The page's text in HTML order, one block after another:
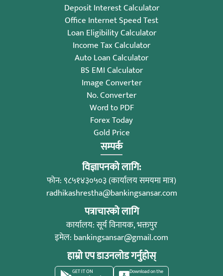
Deposit Interest Calculator
Office Internet Speed Test
Loan Eligibility Calculator
Income Tax Calculator
Auto Loan Calculator
BS EMI Calculator
Image Converter
No. Converter
Word to PDF
Forex Today
Gold Price
सम्पर्क
विज्ञापनको लागि:
फोन: ९८५१४३०५०३ (कार्यालय समयमा मात्र)
radhikashrestha@bankingsansar.com
पत्राचारको लागि
कार्यालय: सूर्य विनायक, भक्तपुर
इमेल: bankingsansar@gmail.com
हाम्रो एप डाउनलोड गर्नुहोस्
GET IT ON Download on the